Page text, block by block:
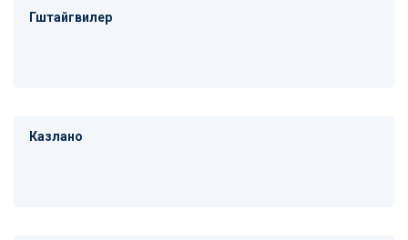
Гштайгвилер
Казлано